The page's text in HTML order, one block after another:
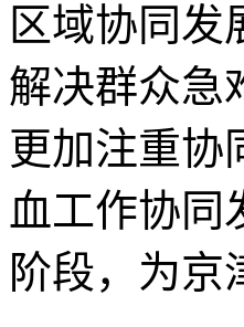
区域协同发
解决群众急
更加注重协
血工作协同
阶段，为京